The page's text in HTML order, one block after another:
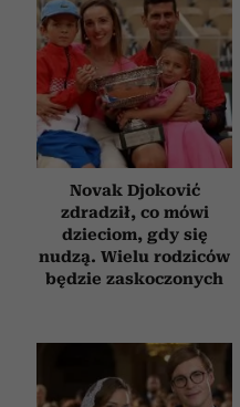
Novak Djoković
zdradził, co mówi
dzieciom, gdy się
nudzą. Wielu rodziców
będzie zaskoczonych